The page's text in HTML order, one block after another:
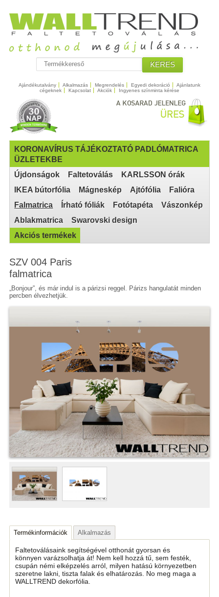
KERES
Ajándékutalvány Alkalmazás Megrendelés Egyedi dekoráció
Ajánlatunk
cégeknek
Kapcsolat Akciók Ingyenes színminta kérése
KORONAVÍRUS TÁJÉKOZTATÓ PADLÓMATRICA
ÜZLETEKBE
Újdonságok
Faltetoválás
KARLSSON órák
IKEA bútorfólia
Mágneskép Ajtófólia
Falióra
Falmatrica
Írható fóliák Fotótapéta
Vászonkép
Ablakmatrica
Swarovski design
Akciós termékek
SZV 004 Paris
falmatrica
„Bonjour”, és már indul is a párizsi reggel. Párizs hangulatát minden
percben élvezhetjük.
Termékinformációk Alkalmazás
Faltetoválásaink segítségével otthonát gyorsan és
könnyen varázsolhatja át! Nem kell hozzá tű, sem festék,
csupán némi elképzelés arról, milyen hatású környezetben
szeretne lakni, tiszta falak és elhatározás. No meg maga a
WALLTREND dekorfólia.